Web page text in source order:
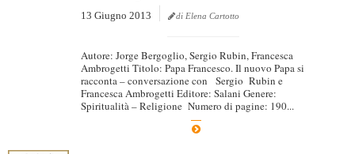
Premio Chiara
Tabù Festival 2014
A Tutto Volume
13 Giugno 2013 di Elena Cartotto
Autore: Jorge Bergoglio, Sergio Rubin, Francesca
Ambrogetti Titolo: Papa Francesco. Il nuovo Papa si
racconta – conversazione con Sergio Rubin e
Francesca Ambrogetti Editore: Salani Genere:
Spiritualità – Religione Numero di pagine: 190...